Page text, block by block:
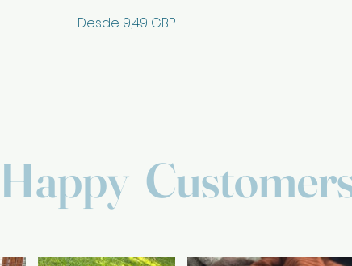
Desde 9,49 GBP
Precio de oferta
Happy